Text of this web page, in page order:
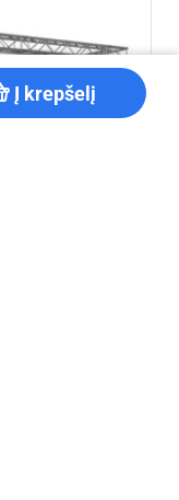
Į krepšelį